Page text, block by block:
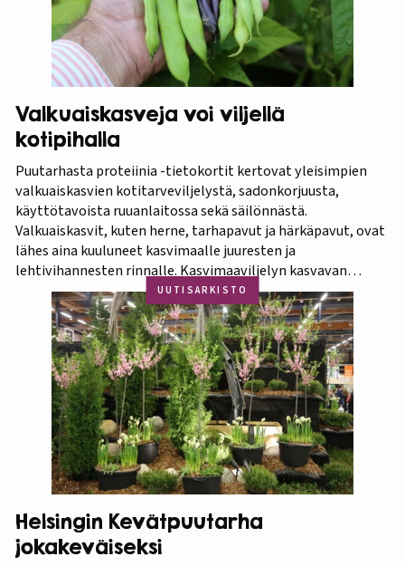
Valkuaiskasveja voi viljellä
kotipihalla
Puutarhasta proteiinia -tietokortit kertovat yleisimpien
valkuaiskasvien kotitarveviljelystä, sadonkorjuusta,
käyttötavoista ruuanlaitossa sekä säilönnästä.
Valkuaiskasvit, kuten herne, tarhapavut ja härkäpavut, ovat
lähes aina kuuluneet kasvimaalle juuresten ja
lehtivihannesten rinnalle. Kasvimaaviljelyn kasvavan
suosion myötä ravitsevien valkuaiskasvien osuutta
viljelykasveina kannattaa korostaa. Puutarhasta proteiinia -
tietokorttisarja on tarkoitettu kotipuutarhureille, jotka
ovat kiinnostuneita lisäämään kasvisproteiinien määrää
lautasellaan. Kotipuutarhassa voi viljellä monia
valkuaiskasveja,…
UUTISARKISTO
Helsingin Kevätpuutarha
jokakeväiseksi